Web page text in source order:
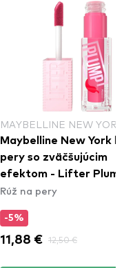
MAYBELLINE NEW YORK
Maybelline New York
pery so zväčšujúcim
efektom - Lifter
Gloss - 003 Pink Sting
Rúž na pery
-5%
11,88 € 12,50 €